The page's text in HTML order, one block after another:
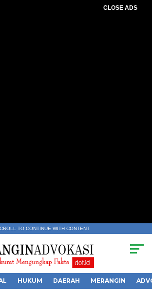
CLOSE ADS
TO CONTINUE WITH CONTENT
HUKUM DAERAH MERANGIN